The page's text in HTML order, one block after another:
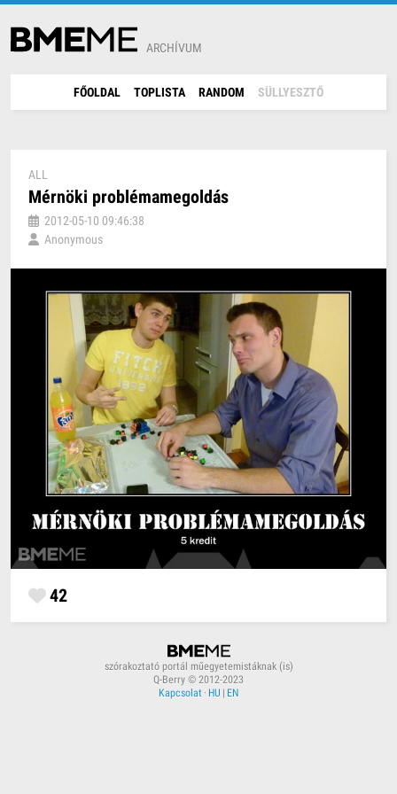
ARCHÍVUM
FŐOLDAL TOPLISTA RANDOM SÜLLYESZTŐ
ALL
Mérnöki problémamegoldás
2012-05-10 09:46:38
Anonymous
42
szórakoztató portál műegyetemistáknak (is)
Q-Berry © 2012-2023
Kapcsolat · HU | EN